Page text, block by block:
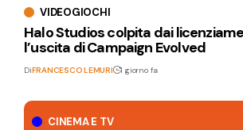
CINEMA E TV
VIDEOGIOCHI
Halo Studios colpita dai
l’uscita di Campaign Evolved
DiFRANCESCO LEMURI 1 giorno fa